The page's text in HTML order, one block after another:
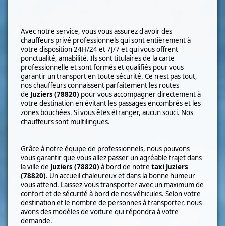
Avec notre service, vous vous assurez d'avoir des
chauffeurs privé professionnels qui sont entièrement à
votre disposition 24H/24 et 7J/7 et qui vous offrent
ponctualité, amabilité. Ils sont titulaires de la carte
professionnelle et sont formés et qualifiés pour vous
garantir un transport en toute sécurité. Ce n'est pas tout,
nos chauffeurs connaissent parfaitement les routes
de Juziers (78820) pour vous accompagner directement à
votre destination en évitant les passages encombrés et les
zones bouchées. Si vous êtes étranger, aucun souci. Nos
chauffeurs sont multilingues.
Grâce à notre équipe de professionnels, nous pouvons
vous garantir que vous allez passer un agréable trajet dans
la ville de Juziers (78820) à bordde notretaxi Juziers
(78820). Un accueil chaleureux et dans la bonne humeur
vous attend. Laissez-vous transporter avec un maximum de
confort et de sécurité à bord de nos véhicules. Selon votre
destination et le nombre de personnes à transporter, nous
avons des modèles de voiture qui répondra à votre
demande.